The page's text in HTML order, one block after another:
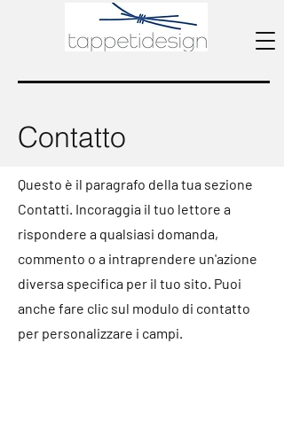
Contatto
Questo è il paragrafo della tua sezione
Contatti. Incoraggia il tuo lettore a
rispondere a qualsiasi domanda,
commento o a intraprendere un'azione
diversa specifica per il tuo sito. Puoi
anche fare clic sul modulo di contatto
per personalizzare i campi.